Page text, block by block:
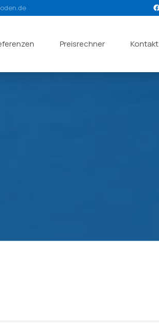
Preisrechner Kontakt